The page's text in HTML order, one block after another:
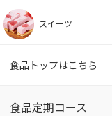
スイーツ
食品トップはこちら
食品定期コース